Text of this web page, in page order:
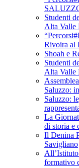
Studenti
Alta Valle
Rivoira al
Shoah e
Studenti
Alta Valle
Saluzzo:
Saluzzo:
La
di storia e
Il Denina
Savigliano
formativo